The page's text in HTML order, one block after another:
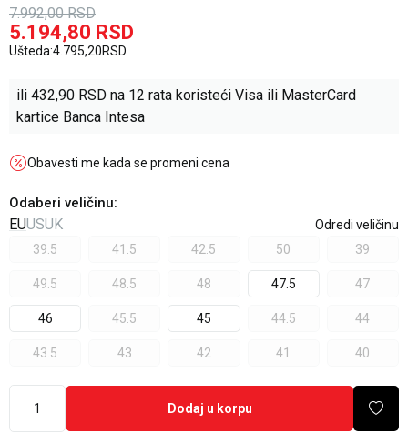
7.992,00 RSD
5.194,80 RSD
Ušteda:4.795,20RSD
ili 432,90 RSD na 12 rata koristeći Visa ili MasterCard
kartice Banca Intesa
Obavesti me kada se promeni cena
Odaberi veličinu:
EUUSUK
Odredi veličinu
39.5
41.5 42.5 50 39
49.5 48.5 48 47.5 47
46 45.5 45 44.5 44
43.5 43 42 41 40
Dodaj u korpu